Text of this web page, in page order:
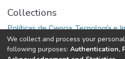
Collections
Políticas de Ciencia, Tecnología e
Full item page
We collect and process your
following purposes: Authentication,